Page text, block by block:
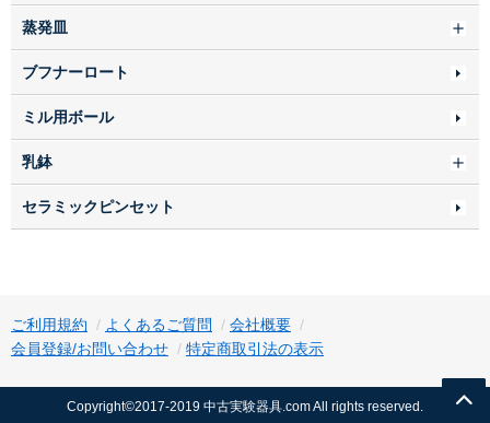
蒸発皿
ブフナーロート
ミル用ボール
乳鉢
セラミックピンセット
ご利用規約 よくあるご質問
会社概要
会員登録/お問い合わせ
特定商取引法の表示
Copyright©2017-2019 中古実験器具.com All rights reserved.